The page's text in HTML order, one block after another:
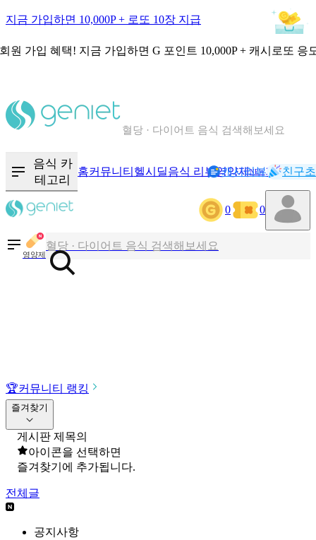
지금 가입하면 10,000P + 로또 10장 지급
원 가입 혜택! 지금 가입하면 G 포인트 10,000P + 캐시로또 응
혈당 · 다이어트 음식 검색해보세요
음식 카
테고리
홈커뮤니티 헬시딜음식 리뷰영양제NEW기록
캐시리뷰 친구
0 0
영양제
칼로리와 영양성분을 검색해보세요
혈당 · 다이어트 음식 검색해보세요
음식 · 영양제 리뷰를 찾아보세요
🏆커뮤니티 랭킹
즐겨찾기
게시판 제목의
아이콘을 선택하면
즐겨찾기에 추가됩니다.
전체글
공지사항